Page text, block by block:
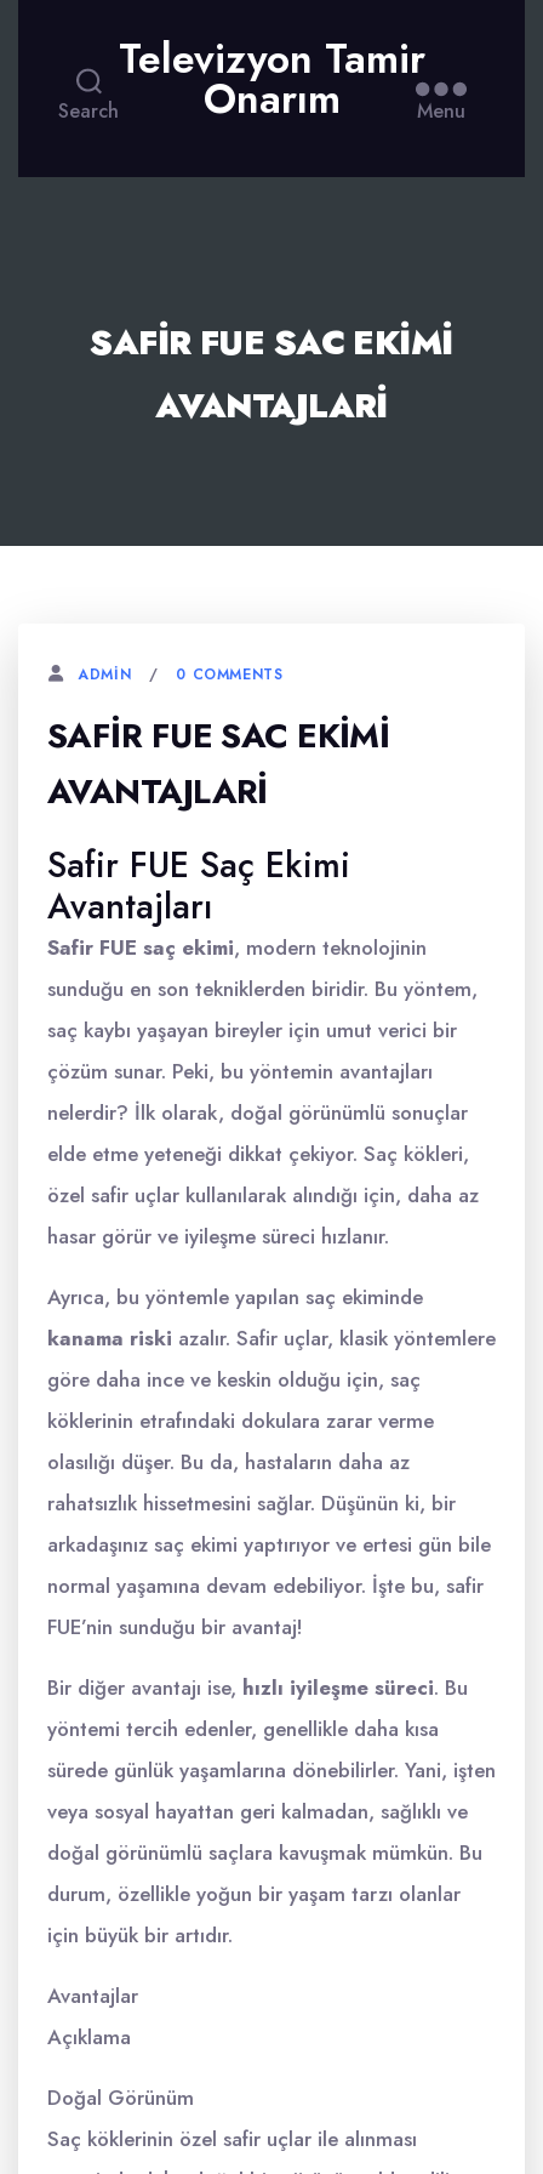
Search
Televizyon Tamir
Onarım Menu
SAFIR FUE SAC EKIMI
AVANTAJLARI
ADMIN 0 COMMENTS
SAFIR FUE SAC EKIMI
AVANTAJLARI
Safir FUE Saç Ekimi
Avantajları
Safir FUE saç ekimi, modern teknolojinin
sunduğu en son tekniklerden biridir. Bu yöntem,
saç kaybı yaşayan bireyler için umut verici bir
çözüm sunar. Peki, bu yöntemin avantajları
nelerdir? İlk olarak, doğal görünümlü sonuçlar
elde etme yeteneği dikkat çekiyor. Saç kökleri,
özel safir uçlar kullanılarak alındığı için, daha az
hasar görür ve iyileşme süreci hızlanır.
Ayrıca, bu yöntemle yapılan saç ekiminde
kanama riski azalır. Safir uçlar, klasik yöntemlere
göre daha ince ve keskin olduğu için, saç
köklerinin etrafındaki dokulara zarar verme
olasılığı düşer. Bu da, hastaların daha az
rahatsızlık hissetmesini sağlar. Düşünün ki, bir
arkadaşınız saç ekimi yaptırıyor ve ertesi gün bile
normal yaşamına devam edebiliyor. İşte bu, safir
FUE’nin sunduğu bir avantaj!
Bir diğer avantajı ise, hızlı iyileşme süreci. Bu
yöntemi tercih edenler, genellikle daha kısa
sürede günlük yaşamlarına dönebilirler. Yani, işten
veya sosyal hayattan geri kalmadan, sağlıklı ve
doğal görünümlü saçlara kavuşmak mümkün. Bu
durum, özellikle yoğun bir yaşam tarzı olanlar
için büyük bir artıdır.
Avantajlar
Açıklama
Doğal Görünüm
Saç köklerinin özel safir uçlar ile alınması